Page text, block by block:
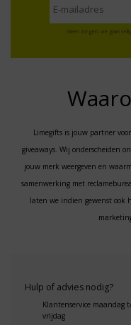
Geen zorgen: we gaan
Limegifts is jouw partner
giveaways. Wij onderscheiden
jouw merk weergeven en
samenwerking met
laten we indien gewenst ook
Hulp of advies nodig?
Klantenservice maandag
vrijdag